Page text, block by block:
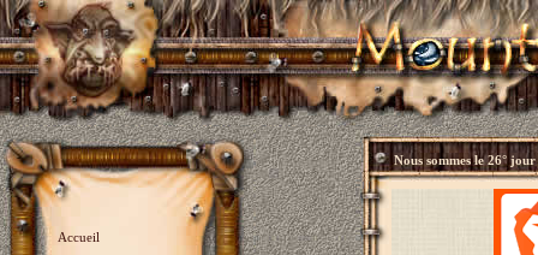
Accueil
Nous sommes le26° jour